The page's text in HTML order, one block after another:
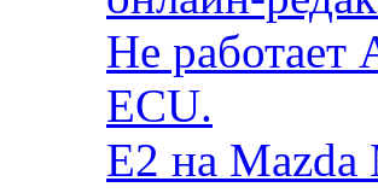
Не работает
ECU.
E2 на